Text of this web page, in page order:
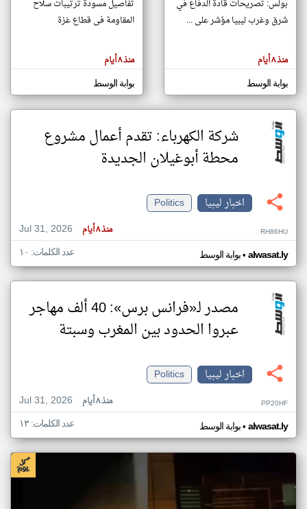
تغيير الدولة
مصادر الأخبار من ليبيا
اخبار ليبيا على مدار الساعة
أهم اخبار ليبيا العاجلة والمباشرة
المقالات
هنا عن
وجهة
كاتبيها.
بولس: تصريحات قادة الدفاع في
شرق وغرب ليبيا مؤشر على ...
منذ ٨ أيام
بوابة الوسط
تفاصيل مسودة ترتيبات سلاح
المقاومة فى قطاع غزة
منذ ٨ أيام
بوابة الوسط
شركة الكهرباء: تقدم أعمال مشروع
محطة أبوغيلان الجديدة
اخبار ليبيا
Politics
Jul 31, 2026
منذ ٨ أيام RH86HU
بوابة الوسط• alwasat.ly عدد الكلمات: ١٠
مصدر لـ«فرانس برس»: 40 ألف مهاجر
عبروا الحدود بين المغرب وسبتة
اخبار ليبيا
Politics
Jul 31, 2026
منذ ٨ أيام PP20HF
بوابة الوسط• alwasat.ly عدد الكلمات: ١٣
klyoum.com